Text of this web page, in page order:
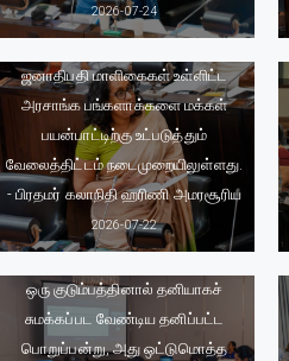
2026-07-24
ஜனாதிபதி மாளிகைகள் உள்ளிட்ட
அரசாங்க பங்களாக்களை மக்கள்
பயன்பாட்டிற்கு உட்படுத்தும்
வேலைத்திட்டம் நடைமுறையிலுள்ளது.
- பிரதமர் கலாநிதி ஹரிணி அமரசூரிய
2026-07-22
ஒரு குடும்பத்தினால் தனியாகச்
சுமக்கப்பட வேண்டிய தனிப்பட்ட
பொறுப்பன்று, அது ஒட்டுமொத்த